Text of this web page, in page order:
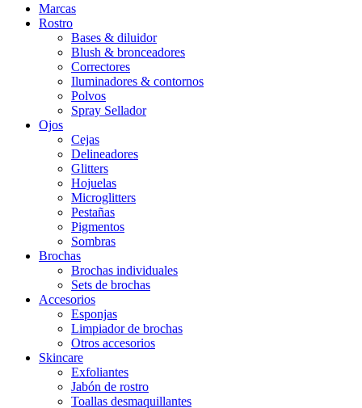
Marcas
Rostro
Bases & diluidor
Blush & bronceadores
Correctores
Iluminadores & contornos
Polvos
Spray Sellador
Ojos
Cejas
Delineadores
Glitters
Hojuelas
Microglitters
Pestañas
Pigmentos
Sombras
Brochas
Brochas individuales
Sets de brochas
Accesorios
Esponjas
Limpiador de brochas
Otros accesorios
Skincare
Exfoliantes
Jabón de rostro
Toallas desmaquillantes